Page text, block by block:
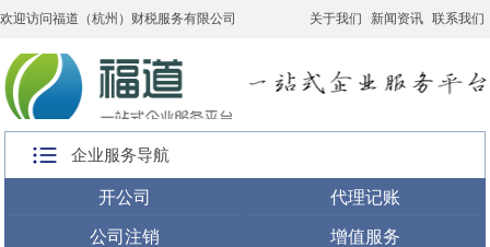
欢迎访问福道（杭州）财税服务有限公司 关于我们 新闻资讯 联系我们
企业服务导航
开公司 代理记账
公司注销 增值服务